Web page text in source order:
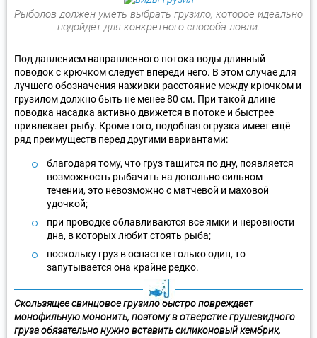
Рыболов должен уметь выбрать грузило, которое идеально
подойдёт для конкретного способа ловли.
Под давлением направленного потока воды длинный
поводок с крючком следует впереди него. В этом случае для
лучшего обозначения наживки расстояние между крючком и
грузилом должно быть не менее 80 см. При такой длине
поводка насадка активно движется в потоке и быстрее
привлекает рыбу. Кроме того, подобная огрузка имеет ещё
ряд преимуществ перед другими вариантами:
благодаря тому, что груз тащится по дну, появляется
возможность рыбачить на довольно сильном
течении, это невозможно с матчевой и маховой
удочкой;
при проводке облавливаются все ямки и неровности
дна, в которых любит стоять рыба;
поскольку груз в оснастке только один, то
запутывается она крайне редко.
Скользящее свинцовое грузило быстро повреждает
монофильную мононить, поэтому в отверстие грушевидного
груза обязательно нужно вставить силиконовый кембрик,